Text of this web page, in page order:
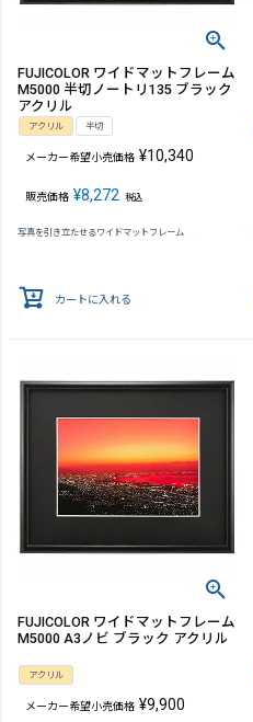
FUJICOLOR ワイドマットフレーム
M5000 半切ノートリ135 ブラック
アクリル
アクリル 半切
メーカー希望小売価格 ¥10,340
販売価格 ¥8,272 税込
写真を引き立たせるワイドマットフレーム
カートに入れる
FUJICOLOR ワイドマットフレーム
M5000 A3ノビ ブラック アクリル
アクリル
メーカー希望小売価格 ¥9,900